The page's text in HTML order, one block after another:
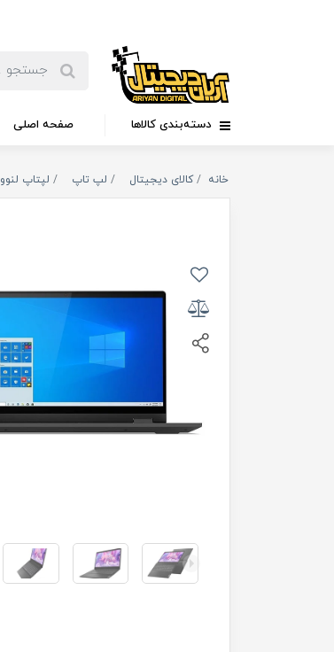
دسته‌بندی کالاها صفحه اصلی
خانه کالای دیجیتال لپ تاپ لپتاپ لنوو